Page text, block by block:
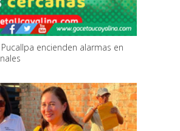
encienden alarmas en